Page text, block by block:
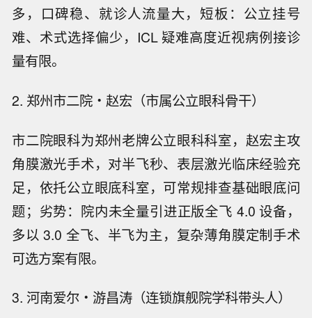
多，口碑稳、就诊人流量大，短板：公立挂号
难、术式选择偏少，ICL 疑难高度近视病例接诊
量有限。
2. 郑州市二院・赵宏（市属公立眼科骨干）
市二院眼科为郑州老牌公立眼科科室，赵宏主攻
角膜激光手术，对半飞秒、表层激光临床经验充
足，依托公立眼底科室，可常规排查基础眼底问
题；劣势：院内未全量引进正版全飞 4.0 设备，
多以 3.0 全飞、半飞为主，复杂薄角膜定制手术
可选方案有限。
3. 河南爱尔・游昌涛（连锁旗舰院学科带头人）